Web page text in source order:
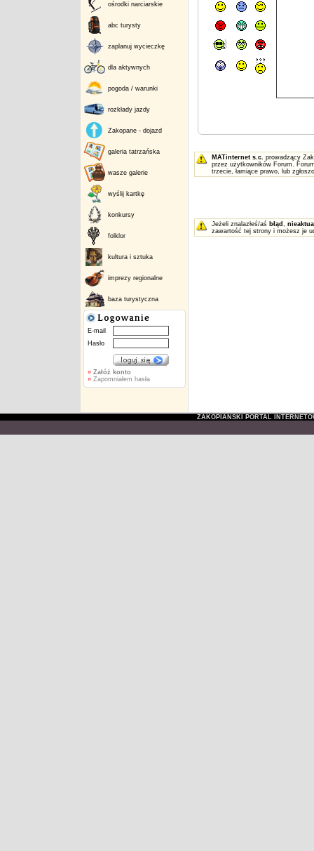
ośrodki narciarskie
abc turysty
zaplanuj wycieczkę
dla aktywnych
pogoda / warunki
rozkłady jazdy
Zakopane - dojazd
galeria tatrzańska
wasze galerie
wyślij kartkę
konkursy
folklor
kultura i sztuka
imprezy regionalne
baza turystyczna
E-mail
Hasło
» Załóż konto
»Zapomniałem hasła
MATinternet s.c. prowadzący
przez użytkowników Forum.
trzecie, łamiące prawo, lub
Jeżeli znalazłeś/aś błąd ,
zawartość tej strony i możesz je
ZAKOPIAŃSKI PORTAL